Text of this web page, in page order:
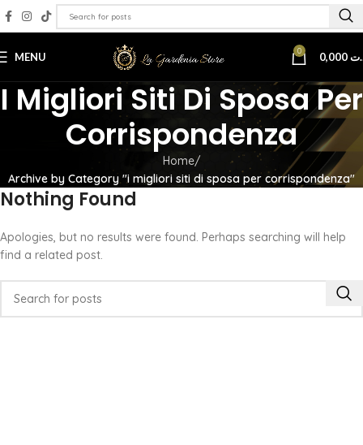
MENU 0
I Migliori Siti Di Sposa Per
Corrispondenza
Home
Archive by Category "i migliori siti di sposa per corrispondenza"
Nothing Found
Apologies, but no results were found. Perhaps searching will help
find a related post.